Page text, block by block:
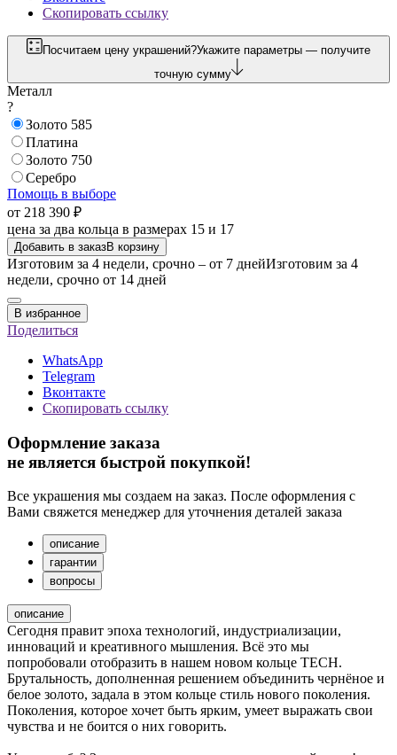
Скопировать ссылку
Посчитаем цену украшений?Укажите параметры — получите
точную сумму
Металл
?
Золото 585
Платина
Золото 750
Серебро
Помощь в выборе
от 218 390 ₽
цена за два кольца в размерах 15 и 17
Добавить в заказВ корзину
Изготовим за 4 недели, срочно – от 7 днейИзготовим за 4
недели, срочно от 14 дней
В избранное
Поделиться
WhatsApp
Telegram
Вконтакте
Скопировать ссылку
Оформление заказа
не является быстрой покупкой!
Все украшения мы создаем на заказ. После оформления с
Вами свяжется менеджер для уточнения деталей заказа
описание
гарантии
вопросы
описание
Сегодня правит эпоха технологий, индустриализации,
инноваций и креативного мышления. Всё это мы
попробовали отобразить в нашем новом кольце TECH.
Брутальность, дополненная решением объединить чернёное и
белое золото, задала в этом кольце стиль нового поколения.
Поколения, которое хочет быть ярким, умеет выражать свои
чувства и не боится о них говорить.